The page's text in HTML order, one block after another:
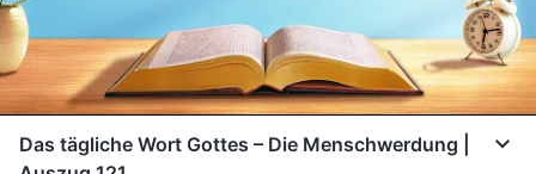
Das tägliche Wort Gottes – Die Menschwerdung |